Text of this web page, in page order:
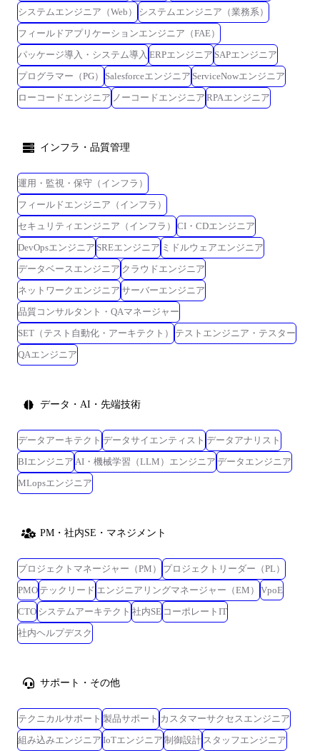
システムエンジニア（Web）
システムエンジニア（業務系）
フィールドアプリケーションエンジニア（FAE）
パッケージ導入・システム導入 ERPエンジニア SAPエンジニア
プログラマー（PG）
Salesforceエンジニア ServiceNowエンジニア
ローコードエンジニア ノーコードエンジニア RPAエンジニア
インフラ・品質管理
運用・監視・保守（インフラ）
フィールドエンジニア（インフラ）
セキュリティエンジニア（インフラ）
CI・CDエンジニア
DevOpsエンジニア SREエンジニア ミドルウェアエンジニア
データベースエンジニア クラウドエンジニア
ネットワークエンジニア サーバーエンジニア
品質コンサルタント・QAマネージャー
SET（テスト自動化・アーキテクト）
テストエンジニア・テスター
QAエンジニア
データ・AI・先端技術
データアーキテクト データサイエンティスト データアナリスト
BIエンジニア AI・機械学習（LLM）エンジニア データエンジニア
MLopsエンジニア
PM・社内SE・マネジメント
プロジェクトマネージャー（PM）
プロジェクトリーダー（PL）
PMO テックリード エンジニアリングマネージャー（EM）
VpoE
CTO システムアーキテクト 社内SE コーポレートIT
社内ヘルプデスク
サポート・その他
テクニカルサポート 製品サポート カスタマーサクセスエンジニア
組み込みエンジニア IoTエンジニア 制御設計 スタッフエンジニア